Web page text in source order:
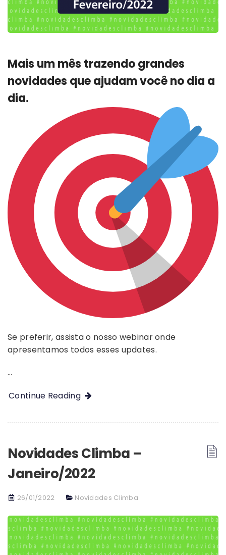
Mais um mês trazendo grandes
novidades que ajudam você no dia a
dia.
Se preferir, assista o nosso webinar onde
apresentamos todos esses updates.
…
Continue Reading
Novidades Climba –
Janeiro/2022
26/01/2022 Novidades Climba